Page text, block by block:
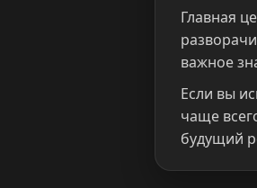
Главная
важное
Если вы
чаще
будущий